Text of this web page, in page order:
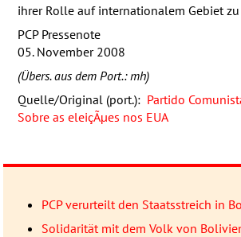
ihrer Rolle auf internationalem Gebiet
PCPPressenote
05. November 2008
(Übers. aus dem Port.: mh)
Quelle/Original (port.): Partido
Sobre as eleiçÃµes nos EUA
PCP verurteilt den Staatsstreich in
Solidarität mit dem Volk von